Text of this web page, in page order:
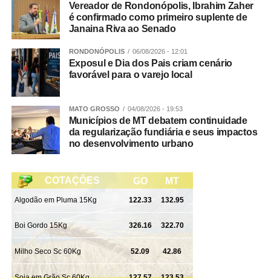
Vereador de Rondonópolis, Ibrahim Zaher
é confirmado como primeiro suplente de
Janaina Riva ao Senado
RONDONÓPOLIS 06/08/2026 - 12:01
Exposul e Dia dos Pais criam cenário
favorável para o varejo local
MATO GROSSO 04/08/2026 - 19:53
Municípios de MT debatem continuidade
da regularização fundiária e seus impactos
no desenvolvimento urbano